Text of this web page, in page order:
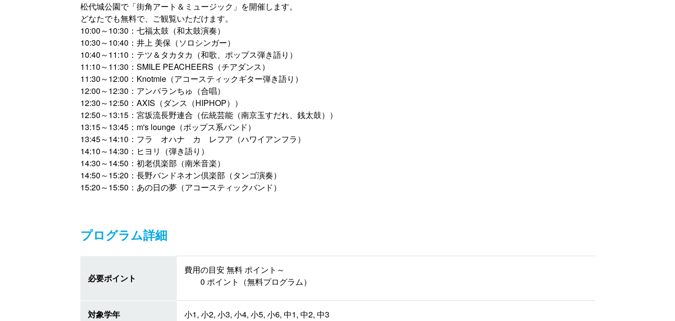
松代城公園で「街角アート＆ミュージック」を開催します。
どなたでも無料で、ご観覧いただけます。
10:00～10:30：七福太鼓（和太鼓演奏）
10:30～10:40：井上 美保（ソロシンガー）
10:40～11:10：テツ＆タカタカ（和歌、ポップス弾き語り）
11:10～11:30：SMILE PEACHEERS（チアダンス）
11:30～12:00：Knotmie（アコースティックギター弾き語り）
12:00～12:30：アンバランちゅ（合唱）
12:30～12:50：AXIS（ダンス（HIPHOP））
12:50～13:15：宮坂流長野連合（伝統芸能（南京玉すだれ、銭太鼓））
13:15～13:45：m's lounge（ポップス系バンド）
13:45～14:10：フラ オハナ カ レフア（ハワイアンフラ）
14:10～14:30：ヒヨリ（弾き語り）
14:30～14:50：初老倶楽部（南米音楽）
14:50～15:20：長野バンドネオン倶楽部（タンゴ演奏）
15:20～15:50：あの日の夢（アコースティックバンド）
プログラム詳細
必要ポイント
費用の目安 無料 ポイント～
0 ポイント（無料プログラム）
対象学年 小1, 小2, 小3, 小4, 小5, 小6, 中1, 中2, 中3